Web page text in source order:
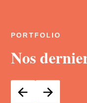
PORTFOLIO
Nos